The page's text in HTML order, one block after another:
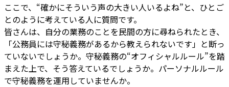
ここで、“確かにそういう声の大きい人いるよね”と、ひとご
とのように考えている人に質問です。
皆さんは、自分の業務のことを民間の方に尋ねられたとき、
「公務員には守秘義務があるから教えられないです」と断っ
ていないでしょうか。守秘義務の“オフィシャルルール”を踏
まえた上で、そう答えているでしょうか。パーソナルルール
で守秘義務を運用していませんか。